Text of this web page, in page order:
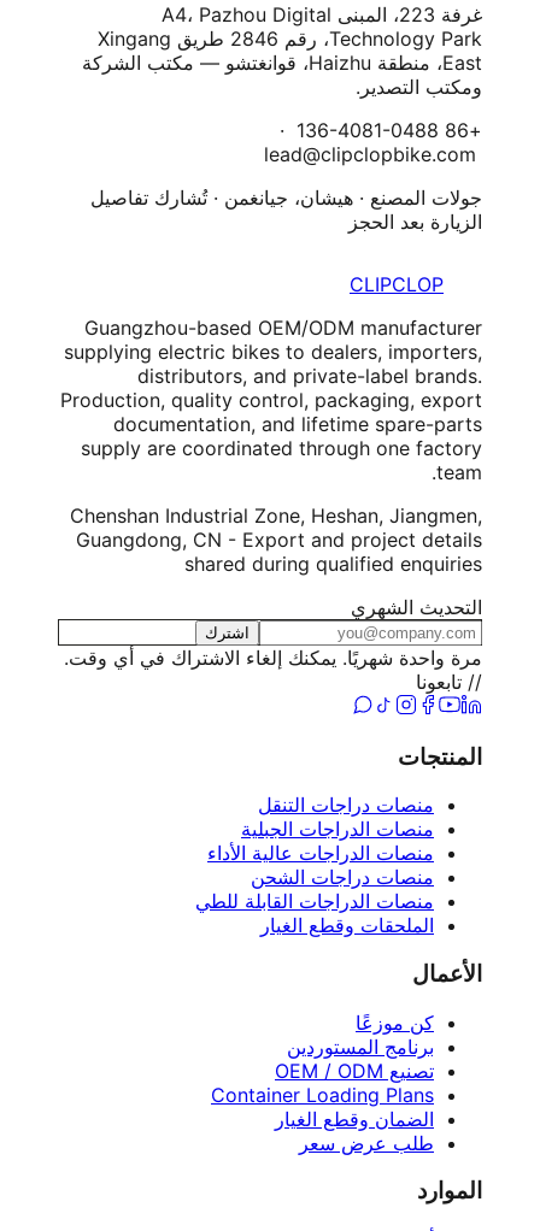
غرفة 223، المبنى A4، Pazhou Digital
Technology Park، رقم 2846 طريق Xingang
East، منطقة Haizhu، قوانغتشو — مكتب الشركة
ومكتب التصدير.
+86 136-4081-0488 ·
جولات المصنع · هيشان، جيانغمن · تُشارك تفاصيل
الزيارة بعد الحجز
CLIPCLOP
Guangzhou-based OEM/ODM manufacturer
supplying electric bikes to dealers, importers,
distributors, and private-label brands.
Production, quality control, packaging, export
documentation, and lifetime spare-parts
supply are coordinated through one factory
team.
Chenshan Industrial Zone, Heshan, Jiangmen,
Guangdong, CN - Export and project details
shared during qualified enquiries
التحديث الشهري
اشترك
مرة واحدة شهريًا. يمكنك إلغاء الاشتراك في أي وقت.
// تابعونا
المنتجات
منصات دراجات التنقل
منصات الدراجات الجبلية
منصات الدراجات عالية الأداء
منصات دراجات الشحن
منصات الدراجات القابلة للطي
الملحقات وقطع الغيار
الأعمال
كن موزعًا
برنامج المستوردين
تصنيع OEM / ODM
Container Loading Plans
الضمان وقطع الغيار
طلب عرض سعر
الموارد